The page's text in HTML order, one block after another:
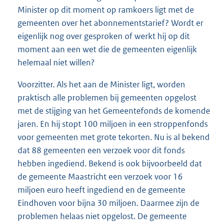
Minister op dit moment op ramkoers ligt met de
gemeenten over het abonnementstarief? Wordt er
eigenlijk nog over gesproken of werkt hij op dit
moment aan een wet die de gemeenten eigenlijk
helemaal niet willen?
Voorzitter. Als het aan de Minister ligt, worden
praktisch alle problemen bij gemeenten opgelost
met de stijging van het Gemeentefonds de komende
jaren. En hij stopt 100 miljoen in een stroppenfonds
voor gemeenten met grote tekorten. Nu is al bekend
dat 88 gemeenten een verzoek voor dit fonds
hebben ingediend. Bekend is ook bijvoorbeeld dat
de gemeente Maastricht een verzoek voor 16
miljoen euro heeft ingediend en de gemeente
Eindhoven voor bijna 30 miljoen. Daarmee zijn de
problemen helaas niet opgelost. De gemeente